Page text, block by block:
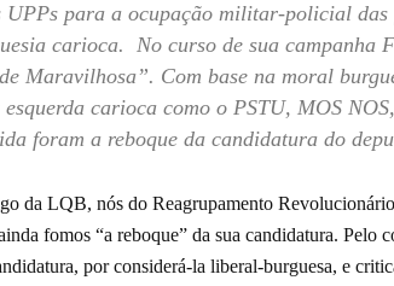
UPPs para a ocupação militar-policial
carioca. No curso de sua campanha
Maravilhosa”. Com base na moral
carioca como o PSTU, MOS
foram a reboque da candidatura do
da LQB, nós do Reagrupamento
fomos “a reboque” da sua candidatura.
por considerá-la liberal-burguesa, e